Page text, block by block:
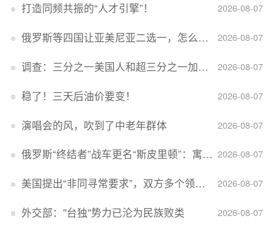
2026-08-07
打造同频共振的“人才引擎”！
2026-08-07
俄罗斯等四国让亚美尼亚二选一，怎么回事？
2026-08-07
调查：三分之一美国人和超三分之一加拿大人感到经济压力
2026-08-07
稳了！三天后油价要变！
2026-08-07
演唱会的风，吹到了中老年群体
2026-08-07
俄罗斯“终结者”战车更名“斯皮里顿”：寓意强大可靠，彰显俄精神力量
2026-08-07
美国提出“非同寻常要求”，双方多个领域分歧依旧，印美贸易谈判进入“关键阶段”
2026-08-07
外交部：''台独''势力已沦为民族败类